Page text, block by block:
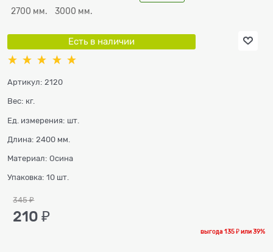
2700 мм.
3000 мм.
Есть в наличии
Артикул: 2120
Вес: кг.
Ед. измерения: шт.
Длина: 2400 мм.
Материал: Осина
Упаковка: 10 шт.
345 ₽
210 ₽
выгода135 ₽или39%